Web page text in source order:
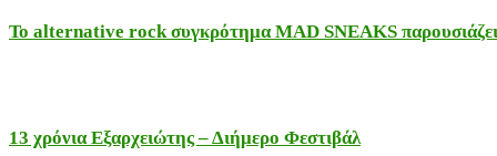
Το alternative rock συγκρότημα MAD SNEAKS
13 χρόνια Εξαρχειώτης – Διήμερο Φεστιβάλ